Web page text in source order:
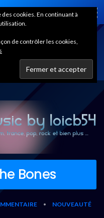
Bones
•
NOUVEAUTÉ
cookies. En continuant à
de contrôler les cookies,